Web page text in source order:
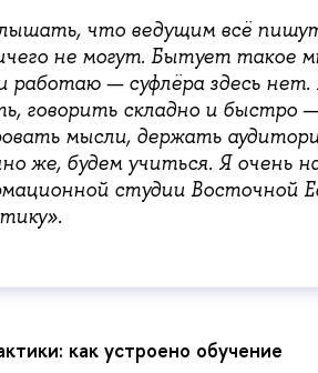
что ведущим всё
не могут. Бытует такое
работаю — суфлёра здесь нет.
говорить складно и быстро
мысли, держать
же, будем учиться. Я очень
студии Восточной
как устроено обучение